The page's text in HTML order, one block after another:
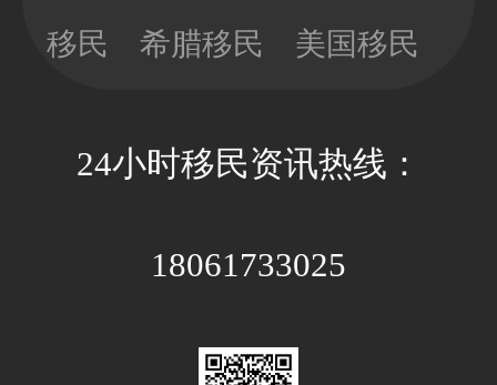
本和时间成
民监的要求，
可以放心更新
约3-4个月，全
移民 希腊移民 美国移民
24小时移民资讯热线：
18061733025